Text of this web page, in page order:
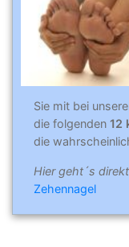
Sie mit bei
die folgenden 12
die
Hier geht´s
Zehennagel